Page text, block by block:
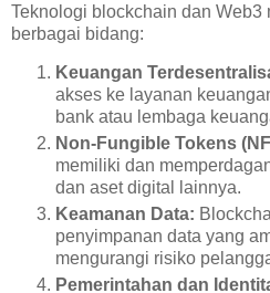
Teknologi blockchain dan Web3
berbagai bidang:
Keuangan
akses ke layanan
bank atau lembaga
Non-Fungible Tokens
memiliki dan
dan aset digital lainnya.
Keamanan Data:
penyimpanan data yang
mengurangi risiko
Pemerintahan dan